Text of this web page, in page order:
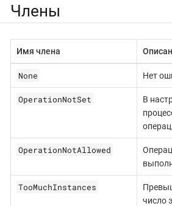
Члены
Имя члена
None Нет
OperationNotSet
В
OperationNotAllowed
TooMuchInstances
число